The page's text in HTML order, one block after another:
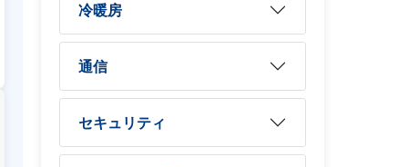
冷暖房
通信
セキュリティ